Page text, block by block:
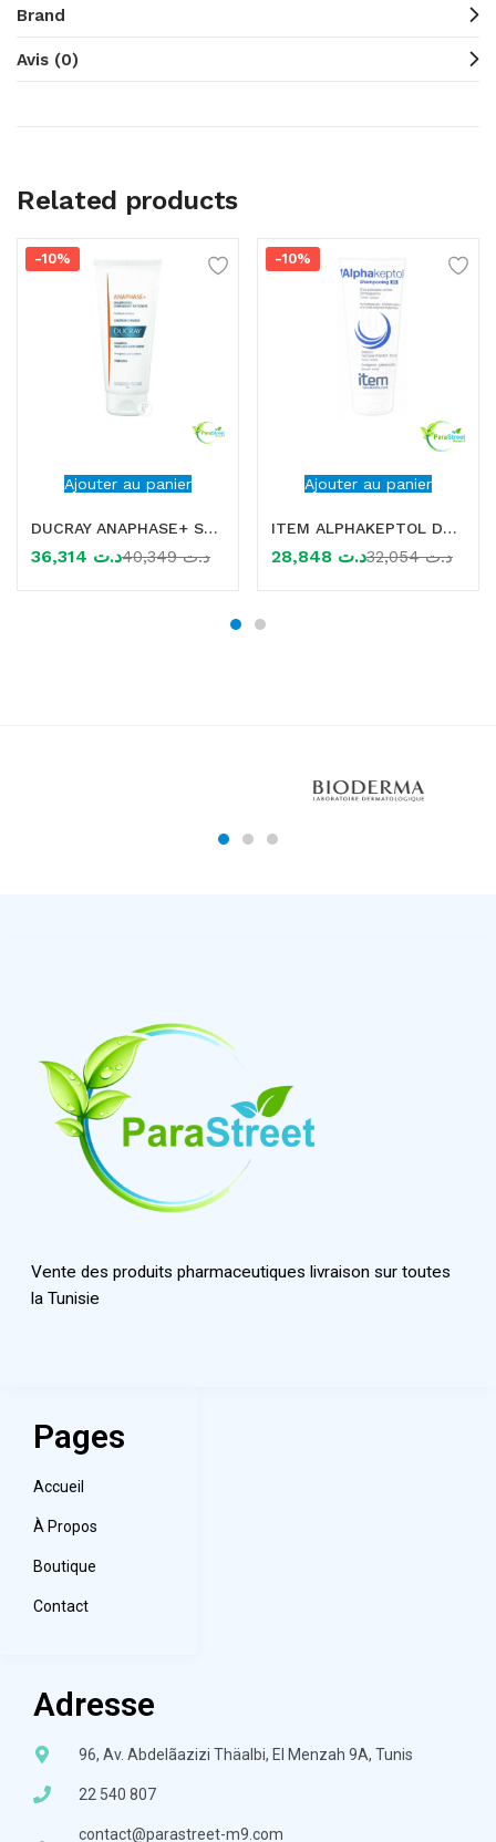
Brand
Avis (0)
Related products
Ajouter au panier
-10%
DUCRAY ANAPHASE+ SHAMPOOING CREME STIMULANT 200ML
د.ت د.ت40,349
Ajouter au panier
-10%
ITEM ALPHAKEPTOL DS SHAMPOOING ANTIPELLICULAIRE, 200ML
د.ت د.ت32,054
Vente des produits pharmaceutiques livraison sur toutes
la Tunisie
Pages
Accueil
À Propos
Boutique
Contact
Adresse
96, Av. Abdelãazizi Thäalbi, El Menzah 9A, Tunis
22 540 807
contact@parastreet-m9.com